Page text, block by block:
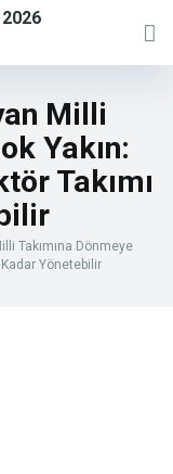
Milli
Yakın:
Takımı
Takımına Dönmeye
Kadar Yönetebilir